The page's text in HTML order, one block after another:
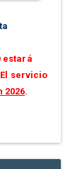
estará
servicio
2026.